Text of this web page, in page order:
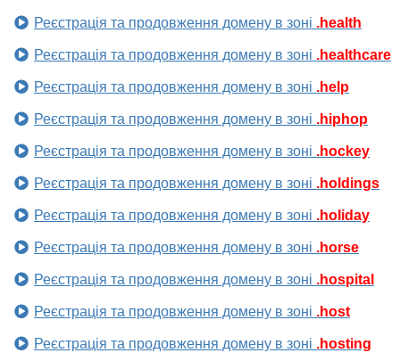
Реєстрація та продовження домену в зоні .health
Реєстрація та продовження домену в зоні .healthcare
Реєстрація та продовження домену в зоні .help
Реєстрація та продовження домену в зоні .hiphop
Реєстрація та продовження домену в зоні .hockey
Реєстрація та продовження домену в зоні .holdings
Реєстрація та продовження домену в зоні .holiday
Реєстрація та продовження домену в зоні .horse
Реєстрація та продовження домену в зоні .hospital
Реєстрація та продовження домену в зоні .host
Реєстрація та продовження домену в зоні .hosting